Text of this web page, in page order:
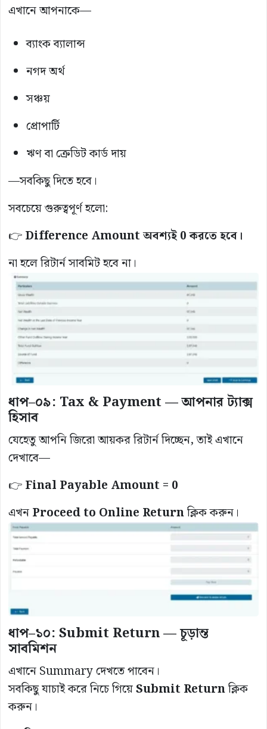
এখানে আপনাকে—
ব্যাংক ব্যালান্স
নগদ অর্থ
সঞ্চয়
প্রোপার্টি
ঋণ বা ক্রেডিট কার্ড দায়
—সবকিছু দিতে হবে।
সবচেয়ে গুরুত্বপূর্ণ হলো:
👉Difference Amount অবশ্যই 0 করতে হবে।
না হলে রিটার্ন সাবমিট হবে না।
ধাপ–০৯: Tax & Payment — আপনার ট্যাক্স
হিসাব
যেহেতু আপনি জিরো আয়কর রিটার্ন দিচ্ছেন, তাই এখানে
দেখাবে—
👉Final Payable Amount = 0
এখনProceed to Online Returnক্লিক করুন।
ধাপ–১০: Submit Return — চূড়ান্ত
সাবমিশন
এখানে Summary দেখতে পাবেন।
সবকিছু যাচাই করে নিচে গিয়েSubmit Returnক্লিক
করুন।